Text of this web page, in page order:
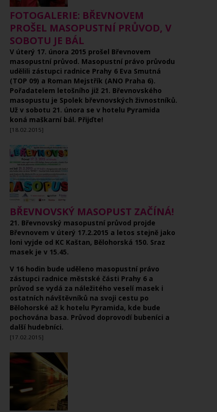
FOTOGALERIE: BŘEVNOVEM
PROŠEL MASOPUSTNÍ PRŮVOD, V
SOBOTU JE BÁL
V úterý 17. února 2015 prošel Břevnovem
masopustní průvod. Masopustní právo průvodu
udělili zástupci radnice Prahy 6 Eva Smutná
(TOP 09) a Roman Mejstřík (ANO Praha 6).
Pořadatelem letošního již 21. Břevnovského
masopustu je Spolek břevnovských živnostníků.
Už v sobotu 21. února se v hotelu Pyramida
koná maškarní bál. Přijďte!
[18.02.2015]
BŘEVNOVSKÝ MASOPUST ZAČÍNÁ!
21. Břevnovský masopustní průvod projde
Břevnovem v úterý 17.2.2015 a letos stejně jako
loni vyjde od KC Kaštan, Bělohorská 150. Sraz
masek je v 15.45.
V 16 hodin bude uděleno masopustní právo
zástupci radnice městské části Prahy 6 a
průvod se vydá za náležitého veselí masek i
ostatních návštěvníků na svoji cestu po
Bělohorské až k hotelu Pyramida, kde bude
pochována basa. Průvod doprovodí bubeníci a
další hudebníci.
[17.02.2015]